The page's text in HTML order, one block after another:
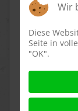
Wir
Diese
Seite in
"OK".